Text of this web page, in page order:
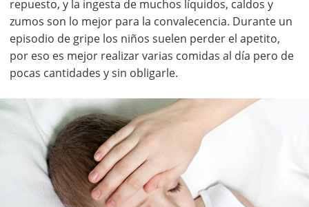
repuesto, y la ingesta de muchos líquidos, caldos y
zumos son lo mejor para la convalecencia. Durante un
episodio de gripe los niños suelen perder el apetito,
por eso es mejor realizar varias comidas al día pero de
pocas cantidades y sin obligarle.